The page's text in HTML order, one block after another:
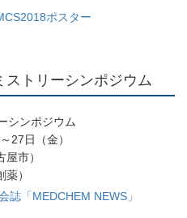
ポスター
トリーシンポジウム
シンポジウム
27日（金）
市）
）
「MEDCHEM NEWS」